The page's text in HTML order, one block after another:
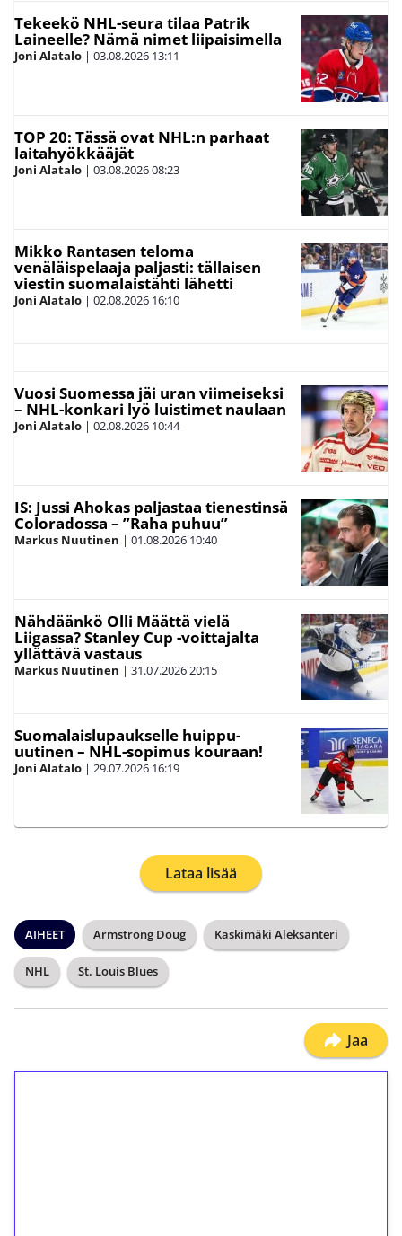
Tekeekö NHL-seura tilaa Patrik
Laineelle? Nämä nimet liipaisimella
Joni Alatalo | 03.08.2026 13:11
TOP 20: Tässä ovat NHL:n parhaat
laitahyökkääjät
Joni Alatalo | 03.08.202608:23
Mikko Rantasen teloma
venäläispelaaja paljasti: tällaisen
viestin suomalaistähti lähetti
Joni Alatalo | 02.08.2026 16:10
Vuosi Suomessa jäi uran viimeiseksi
– NHL-konkari lyö luistimet naulaan
Joni Alatalo | 02.08.2026 10:44
IS: Jussi Ahokas paljastaa tienestinsä
Coloradossa – ”Raha puhuu”
Markus Nuutinen | 01.08.2026 10:40
Nähdäänkö Olli Määttä vielä
Liigassa? Stanley Cup -voittajalta
yllättävä vastaus
Markus Nuutinen | 31.07.202620:15
Suomalaislupaukselle huippu-
uutinen – NHL-sopimus kouraan!
Joni Alatalo | 29.07.2026 16:19
Lataa lisää
AIHEET Armstrong Doug Kaskimäki Aleksanteri
NHL St. Louis Blues
Jaa